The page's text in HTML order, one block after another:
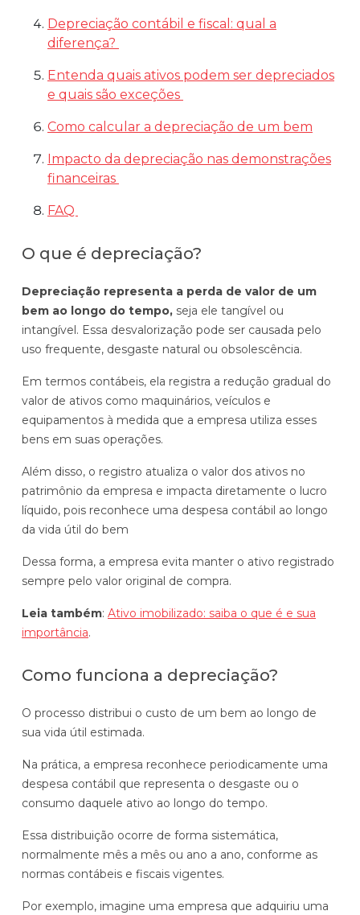
Depreciação contábil e fiscal: qual a
diferença?
Entenda quais ativos podem ser depreciados
e quais são exceções
Como calcular a depreciação de um bem
Impacto da depreciação nas demonstrações
financeiras
FAQ
O que é depreciação?
Depreciação representa a perda de valor de um
bem ao longo do tempo, seja ele tangível ou
intangível. Essa desvalorização pode ser causada pelo
uso frequente, desgaste natural ou obsolescência.
Em termos contábeis, ela registra a redução gradual do
valor de ativos como maquinários, veículos e
equipamentos à medida que a empresa utiliza esses
bens em suas operações.
Além disso, o registro atualiza o valor dos ativos no
patrimônio da empresa e impacta diretamente o lucro
líquido, pois reconhece uma despesa contábil ao longo
da vida útil do bem
Dessa forma, a empresa evita manter o ativo registrado
sempre pelo valor original de compra.
Leia também: Ativo imobilizado: saiba o que é e sua
importância.
Como funciona a depreciação?
O processo distribui o custo de um bem ao longo de
sua vida útil estimada.
Na prática, a empresa reconhece periodicamente uma
despesa contábil que representa o desgaste ou o
consumo daquele ativo ao longo do tempo.
Essa distribuição ocorre de forma sistemática,
normalmente mês a mês ou ano a ano, conforme as
normas contábeis e fiscais vigentes.
Por exemplo, imagine uma empresa que adquiriu uma